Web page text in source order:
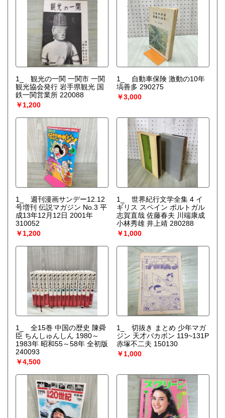
1_ 観光の一関 一関市 一関
観光協会発行 岩手県観光 国
鉄一関営業所 220088
￥1,200
1_ 自動車保険 激動の10年
塙善多 290275
￥3,000
1_ 週刊漫画サンデー12.12
号増刊 伝説マガジン No.3 平
成13年12月12日 2001年
310052
￥1,200
1_ 世界紀行文学全集 4 イ
ギリス スペイン ポルトガル
志賀直哉 佐藤春夫 川端康成
小林秀雄 井上靖 280288
￥1,000
1_ 全15巻 中国の歴史 陳舜
臣 ちんしゅんしん 1980～
1983年 昭和55～58年 全初版
240093
￥4,500
1_ 切抜き まとめ 少年マガ
ジン 天才バカボン 119~131P
赤塚不二夫 150130
￥1,000